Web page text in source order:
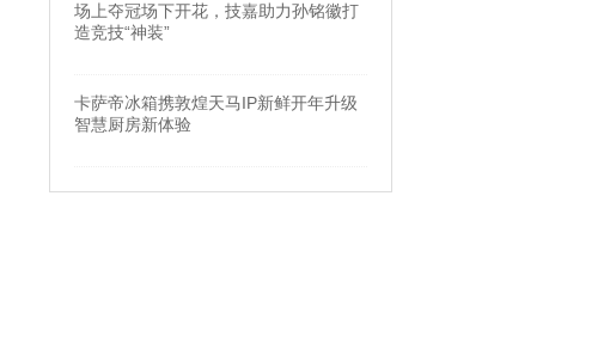
场上夺冠场下开花，技嘉助力孙铭徽打
造竞技“神装”
卡萨帝冰箱携敦煌天马IP新鲜开年升级
智慧厨房新体验